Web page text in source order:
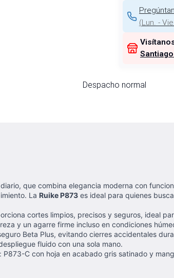
(Lun. -
Despacho normal
que combina elegancia moderna con
La Ruike P873 es ideal para quienes
cortes limpios, precisos y seguros, ideal
y un agarre firme incluso en condiciones
Beta Plus, evitando cierres accidentales
fluido con una sola mano.
C con hoja en acabado gris satinado y